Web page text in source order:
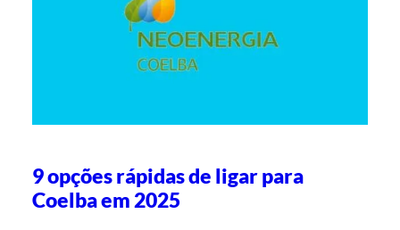
9 opções rápidas de ligar para
Coelba em 2025